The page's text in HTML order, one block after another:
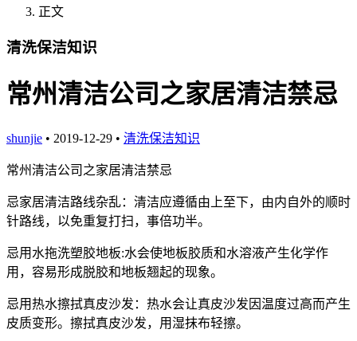
正文
清洗保洁知识
常州清洁公司之家居清洁禁忌
shunjie • 2019-12-29 • 清洗保洁知识
常州清洁公司之家居清洁禁忌
忌家居清洁路线杂乱：清洁应遵循由上至下，由内自外的顺时
针路线，以免重复打扫，事倍功半。
忌用水拖洗塑胶地板:水会使地板胶质和水溶液产生化学作
用，容易形成脱胶和地板翘起的现象。
忌用热水擦拭真皮沙发：热水会让真皮沙发因温度过高而产生
皮质变形。擦拭真皮沙发，用湿抹布轻擦。